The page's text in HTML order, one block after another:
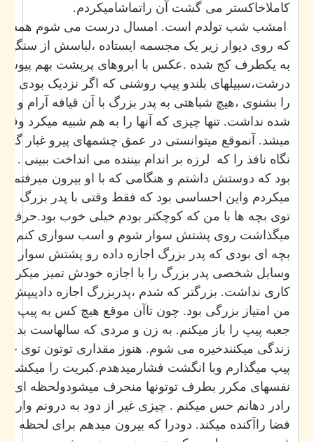
کاملاخاکستر می گشت آن راتماشامیکردم.
امشب شب تولدم است. امسال درست می شوم همسن
که روی دیوار زیر یک مجسمه ایستاده ،لباسش از سنگینی
به یکطرف کج شده .عکس با ابروهای پرپشت بهم پیوسته
درشت،سبیلهای بلندو پیپ روشنی که اگر نزدیک بودی
را بشنوی ،هیچ شباهتی به پدر بزرگ با آن قیافه آرام و مظلوم
شده نداشت. تنها چیزی که آنها را به هم شبیه میکرد وقتی
میشد. آنموقع میتوانستی در عمق چشمهای پیرو غبار
نگاه نافذ را که لرزه بر اندام بیننده می انداخت ببینی .
بود که دوستش داشتم و هنگامی که با او بیرون میرفتم
میکردم واین احساسی بود که فقط وقتی با پدر بزرگ بودم
توی بچه ها با من که کوچکتر بودم خیلی خوب بود.حرف می
میگذاشت روی پشتش سوار شوم و اسب سواری کنم. بعدها
بچه ای بودی که پدر بزرگ اجازه داده رو پشتش سوار شوی
وسایل شخصی پدر بزرگ را با اجازه خودش تمیز میکرد. اما
کاری نداشت. بزرگتر که شدم ،پدربزرگ اجازه دادپیپش را
من امتیاز بزرگی بود. چون تاآن موقع هیچ کس به پیپ
جعبه پیپ را باز میکنم. به زن و مردی که سالهاست بدون
زندگی میکنندخیره می شوم. هنوز مقداری توتون توی جعبه
پیپ میگذارم وبا انگشت فشارمیدهدم.کبریت را میکشم.
نفسهای مکرر بطرف توتونها منحرف میشودولحظه ای بعد
رادر دهانم حس میکنم . چیزی غیر از دود به درونم وارد
فضا راآکنده میکند. دودرا که بیرون میدهم برای لحظه ای